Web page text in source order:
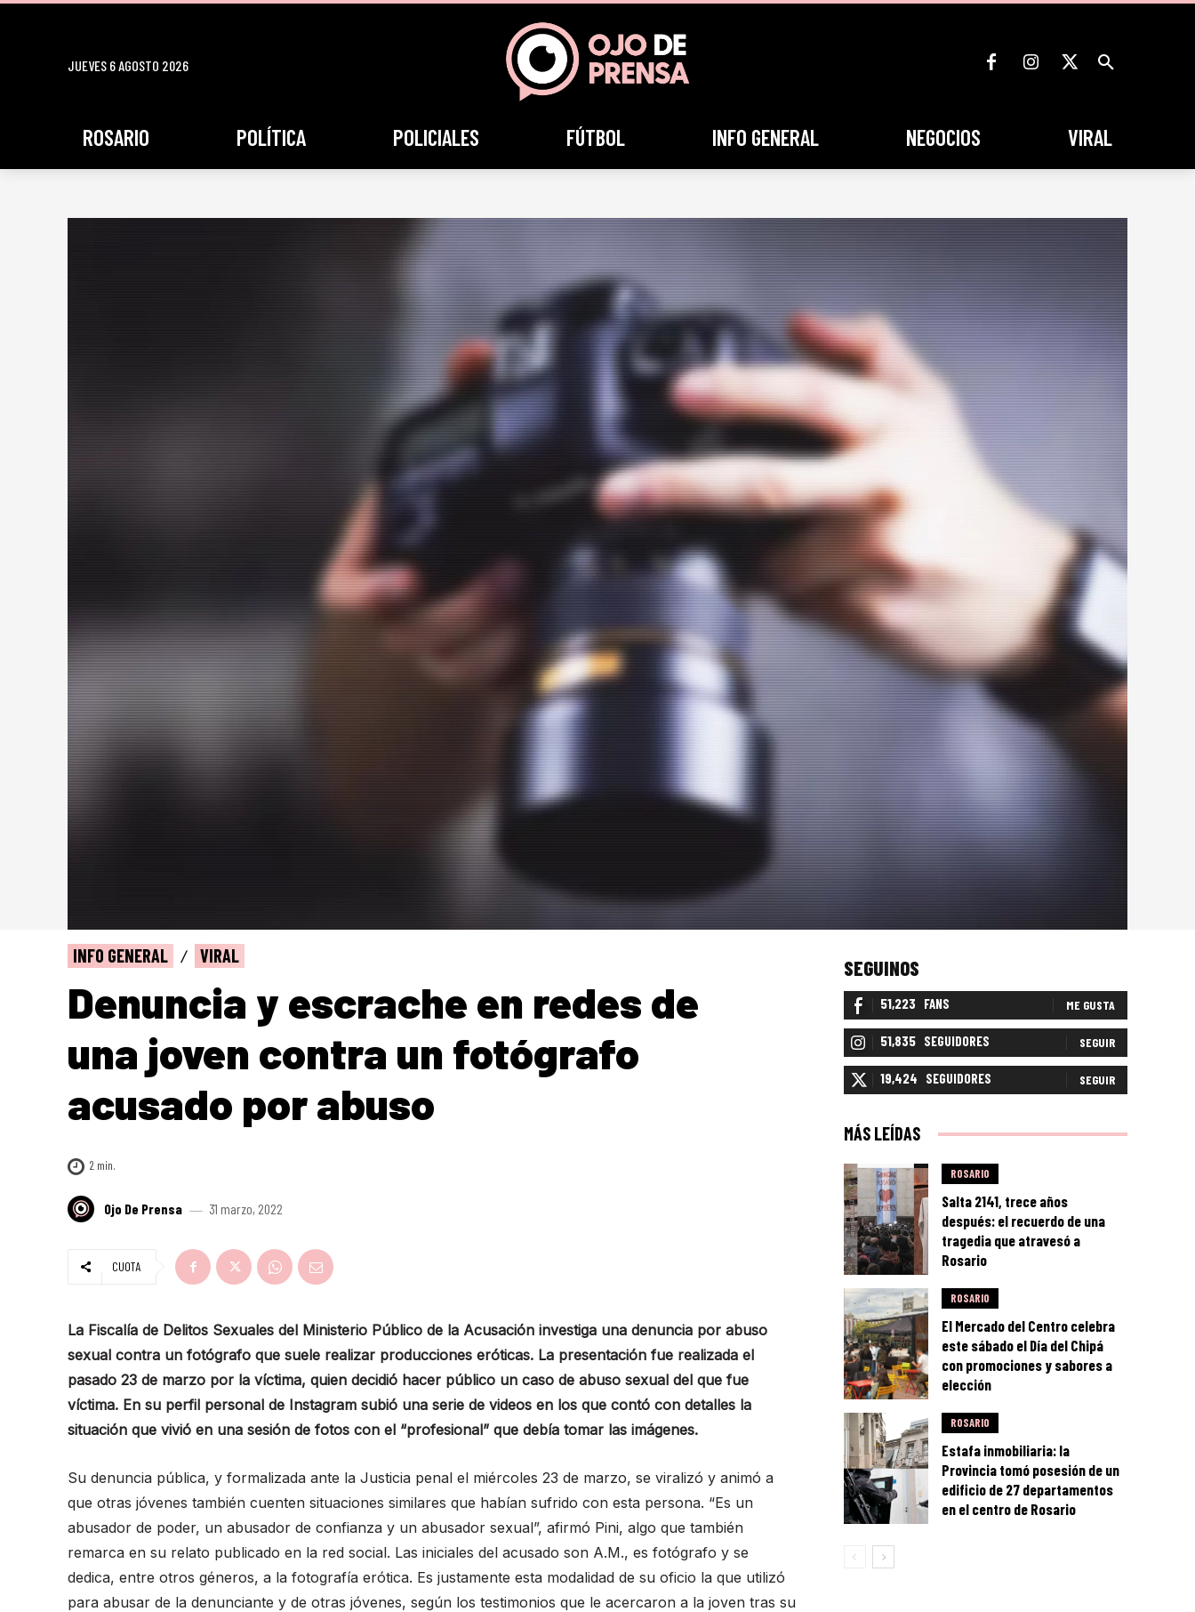
JUEVES 6 AGOSTO 2026
ROSARIO POLÍTICA POLICIALES FÚTBOL INFO GENERAL NEGOCIOS VIRAL
INFO GENERAL VIRAL
Denuncia y escrache en redes de
una joven contra un fotógrafo
acusado por abuso
2 min.
Ojo De Prensa 31 marzo, 2022
CUOTA
La Fiscalía de Delitos Sexuales del Ministerio Público de la Acusación investiga una denuncia por abuso
sexual contra un fotógrafo que suele realizar producciones eróticas. La presentación fue realizada el
pasado 23 de marzo por la víctima, quien decidió hacer público un caso de abuso sexual del que fue
víctima. En su perfil personal de Instagram subió una serie de videos en los que contó con detalles la
situación que vivió en una sesión de fotos con el “profesional” que debía tomar las imágenes.
Su denuncia pública, y formalizada ante la Justicia penal el miércoles 23 de marzo, se viralizó y animó a
que otras jóvenes también cuenten situaciones similares que habían sufrido con esta persona. “Es un
abusador de poder, un abusador de confianza y un abusador sexual”, afirmó Pini, algo que también
remarca en su relato publicado en la red social. Las iniciales del acusado son A.M., es fotógrafo y se
dedica, entre otros géneros, a la fotografía erótica. Es justamente esta modalidad de su oficio la que utilizó
para abusar de la denunciante y de otras jóvenes, según los testimonios que le acercaron a la joven tras su
SEGUINOS
51,223 FANS ME GUSTA
51,835 SEGUIDORES SEGUIR
19,424 SEGUIDORES SEGUIR
MÁS LEÍDAS
ROSARIO
Salta 2141, trece años
después: el recuerdo de una
tragedia que atravesó a
Rosario
ROSARIO
El Mercado del Centro celebra
este sábado el Día del Chipá
con promociones y sabores a
elección
ROSARIO
Estafa inmobiliaria: la
Provincia tomó posesión de un
edificio de 27 departamentos
en el centro de Rosario